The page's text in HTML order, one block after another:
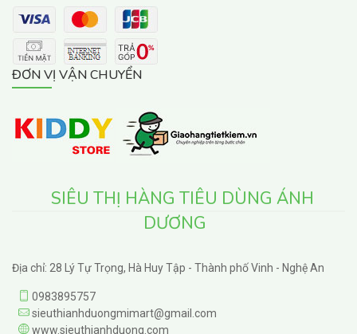
ĐƠN VỊ VẬN CHUYỂN
SIÊU THỊ HÀNG TIÊU DÙNG ÁNH
DƯƠNG
Địa chỉ: 28 Lý Tự Trọng, Hà Huy Tập - Thành phố Vinh - Nghệ An
0983895757
sieuthianhduongmimart@gmail.com
www.sieuthianhduong.com